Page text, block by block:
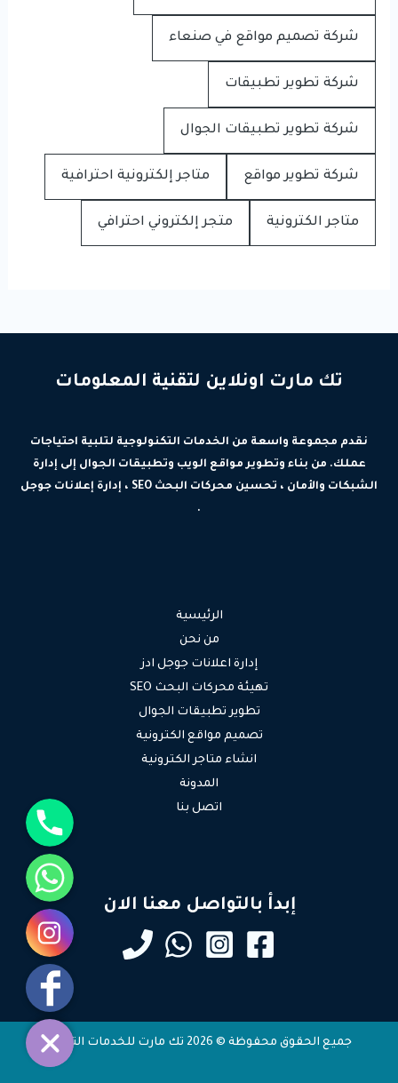
شركة تصميم مواقع في صنعاء
شركة تطوير تطبيقات
شركة تطوير تطبيقات الجوال
شركة تطوير مواقع متاجر إلكترونية احترافية
متاجر الكترونية متجر إلكتروني احترافي
تك مارت اونلاين لتقنية المعلومات
نقدم مجموعة واسعة من الخدمات التكنولوجية لتلبية احتياجات
عملك. من بناء وتطوير مواقع الويب وتطبيقات الجوال إلى إدارة
الشبكات والأمان ، تحسين محركات البحث SEO ، إدارة إعلانات جوجل
.
الرئيسية
من نحن
إدارة اعلانات جوجل ادز
تهيئة محركات البحث SEO
تطوير تطبيقات الجوال
تصميم مواقع الكترونية
انشاء متاجر الكترونية
المدونة
اتصل بنا
إبدأ بالتواصل معنا الان
جميع الحقوق محفوظة © 2026 تك مارت للخدمات التقنية
جوال
واتساب
انستقرام
فيسبوك